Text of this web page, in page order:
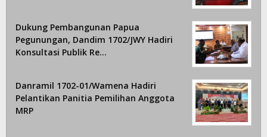
Dukung Pembangunan Papua
Pegunungan, Dandim 1702/JWY Hadiri
Konsultasi Publik Re…
Danramil 1702-01/Wamena Hadiri
Pelantikan Panitia Pemilihan Anggota
MRP